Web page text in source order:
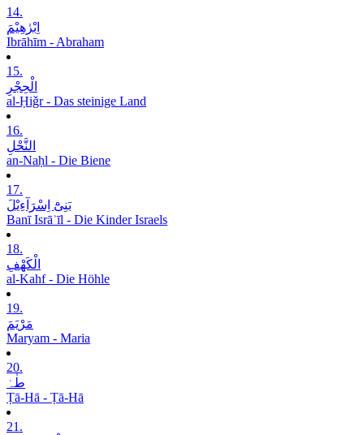
14.
اِبْرٰھِیْمَ
Ibrāhīm - Abraham
15.
الْحِجْرِ
al-Ḥiǧr - Das steinige Land
16.
النَّحْلِ
an-Naḥl - Die Biene
17.
بَنِیْٓ اِسْرَآءِیْلَ
Banī Isrāʾīl - Die Kinder Israels
18.
الْکَھْفِ
al-Kahf - Die Höhle
19.
مَرْیَمَ
Maryam - Maria
20.
طٰہٰ
Ṭā-Hā - Ṭā-Hā
21.